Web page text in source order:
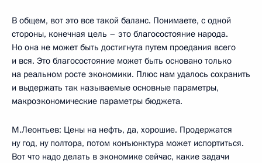
В общем, вот это все такой баланс. Понимаете, с одной
стороны, конечная цель – это благосостояние народа.
Но она не может быть достигнута путем проедания всего
и вся. Это благосостояние может быть основано только
на реальном росте экономики. Плюс нам удалось сохранить
и выдержать так называемые основные параметры,
макроэкономические параметры бюджета.
М.Леонтьев: Цены на нефть, да, хорошие. Продержатся
ну год, ну полтора, потом конъюнктура может испортиться.
Вот что надо делать в экономике сейчас, какие задачи